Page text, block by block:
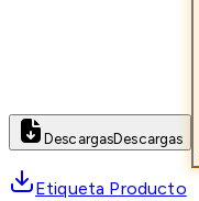
DescargasDescargas
Etiqueta Producto